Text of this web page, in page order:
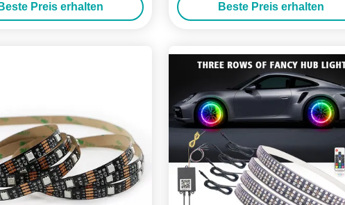
Beste Preis erhalten Beste Preis erhalten